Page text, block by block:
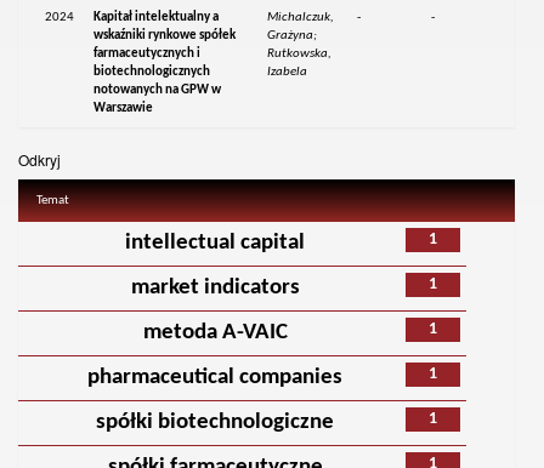
2024
Kapitał intelektualny a
wskaźniki rynkowe spółek
farmaceutycznych i
biotechnologicznych
notowanych na GPW w
Warszawie
Michalczuk,
Grażyna;
Rutkowska,
Izabela
- -
Odkryj
Temat
1
intellectual capital
1
market indicators
1
metoda A-VAIC
1
pharmaceutical companies
1
spółki biotechnologiczne
1